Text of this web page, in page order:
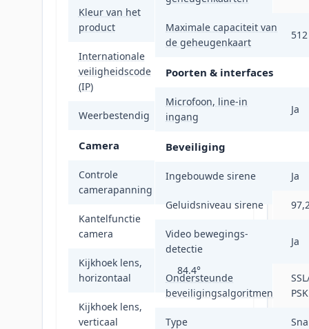
Kleur van het
product
Internationale
veiligheidscode
(IP)
IP65
Weerbestendig Ja
Camera
Controle
camerapanning
Ja
Kantelfunctie
camera
Kijkhoek lens,
horizontaal
84.4°
Kijkhoek lens,
verticaal
Maximale capaciteit van
de geheugenkaart
Poorten & interfaces
Microfoon, line-in
ingang
Ja
Beveiliging
Ingebouwde sirene Ja
Geluidsniveau sirene
Video bewegings-
detectie
Ja
Ondersteunde
beveiligingsalgoritmen
PSK
Type